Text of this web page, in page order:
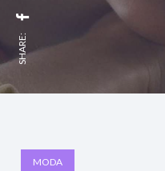
SHARE:
MODA